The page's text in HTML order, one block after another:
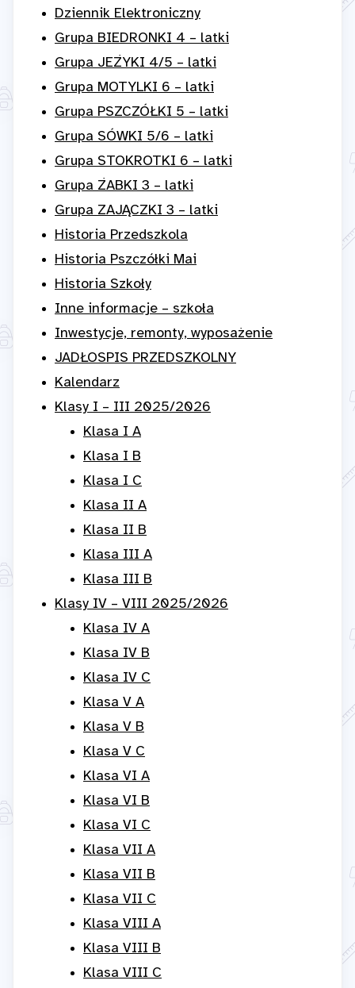
Dziennik Elektroniczny
Grupa BIEDRONKI 4 – latki
Grupa JEŻYKI 4/5 – latki
Grupa MOTYLKI 6 – latki
Grupa PSZCZÓŁKI 5 – latki
Grupa SÓWKI 5/6 – latki
Grupa STOKROTKI 6 – latki
Grupa ŻABKI 3 – latki
Grupa ZAJĄCZKI 3 – latki
Historia Przedszkola
Historia Pszczółki Mai
Historia Szkoły
Inne informacje – szkoła
Inwestycje, remonty, wyposażenie
JADŁOSPIS PRZEDSZKOLNY
Kalendarz
Klasy I – III 2025/2026
Klasa I A
Klasa I B
Klasa I C
Klasa II A
Klasa II B
Klasa III A
Klasa III B
Klasy IV – VIII 2025/2026
Klasa IV A
Klasa IV B
Klasa IV C
Klasa V A
Klasa V B
Klasa V C
Klasa VI A
Klasa VI B
Klasa VI C
Klasa VII A
Klasa VII B
Klasa VII C
Klasa VIII A
Klasa VIII B
Klasa VIII C